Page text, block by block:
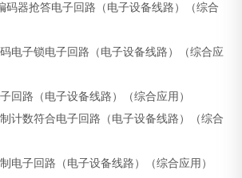
码器抢答电子回路（电子设备线路）（综合
电子锁电子回路（电子设备线路）（综合应
回路（电子设备线路）（综合应用）
计数符合电子回路（电子设备线路）（综合
电子回路（电子设备线路）（综合应用）